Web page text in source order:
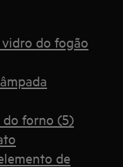
do fogão
do forno (5)
de